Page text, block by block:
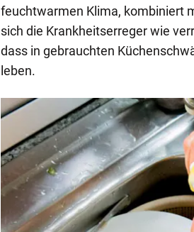
feuchtwarmen Klima, kombiniert
sich die Krankheitserreger wie
dass in gebrauchten
leben.